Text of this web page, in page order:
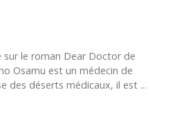
sur le roman Dear Doctor de
Osamu est un médecin de
des déserts médicaux, il est ...